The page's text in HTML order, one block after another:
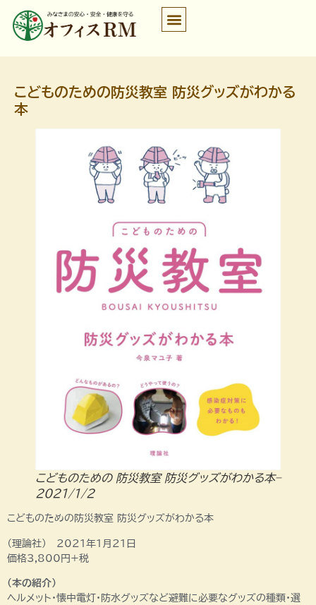
こどものための防災教室 防災グッズがわかる
本
こどものための 防災教室 防災グッズがわかる本–
2021/1/2
こどものための防災教室 防災グッズがわかる本
（理論社） 2021年1月21日
価格3,800円+税
（本の紹介）
ヘルメット・懐中電灯・防水グッズなど避難に必要なグッズの種類・選